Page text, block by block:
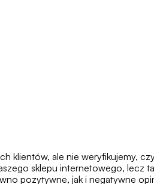
klientów, ale nie weryfikujemy,
sklepu internetowego, lecz
pozytywne, jak i negatywne